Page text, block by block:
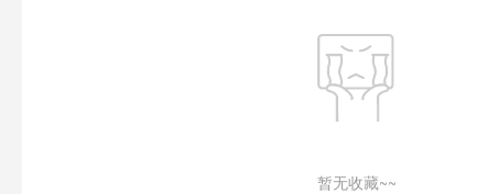
暂无收藏~~